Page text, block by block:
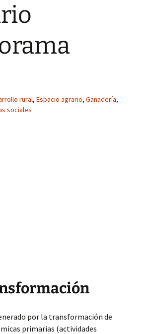
rural, Espacio agrario, Ganadería,
sociales
por la transformación de
primarias (actividades